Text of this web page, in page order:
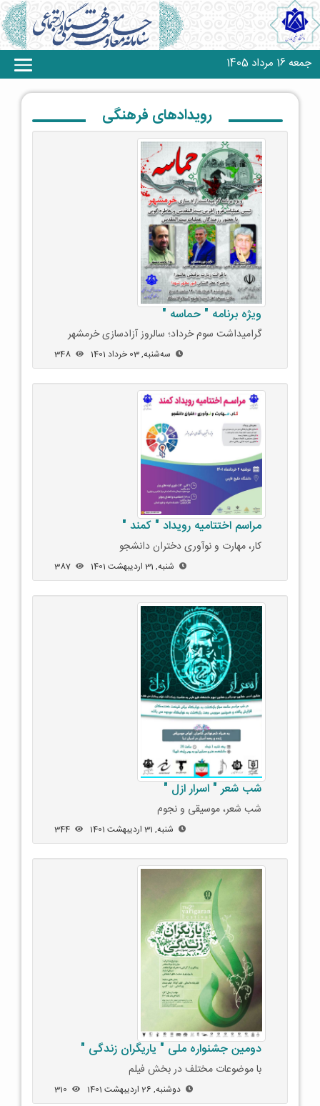
جمعه 16 مرداد 1405
رویدادهای فرهنگی
ویژه برنامه " حماسه "
گرامیداشت سوم خرداد؛ سالروز آزادسازی خرمشهر
ﺳﻪشنبه, 03 خرداد 1401 348
مراسم اختتامیه رویداد " کمند "
کار، مهارت و نوآوری دختران دانشجو
شنبه, 31 اردیبهشت 1401 387
شب شعر " اسرار ازل "
شب شعر، موسیقی و نجوم
شنبه, 31 اردیبهشت 1401 344
دومین جشنواره ملی " یاریگران زندگی "
با موضوعات مختلف در بخش فیلم
دوشنبه, 26 اردیبهشت 1401 310